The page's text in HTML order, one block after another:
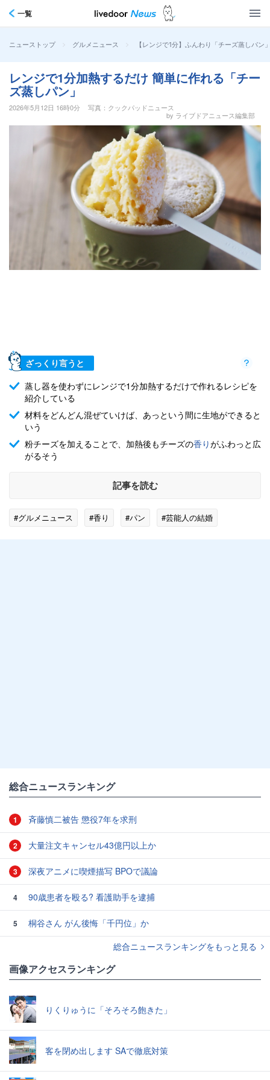
一覧
ニューストップ > グルメニュース > 【レンジで1分】ふんわり「チーズ蒸しパン
レンジで1分加熱するだけ 簡単に作れる「チー
ズ蒸しパン」
2026年5月12日 16時0分
写真：クックパッドニュース
by ライブドアニュース編集部
ざっくり言うと
蒸し器を使わずにレンジで1分加熱するだけで作れるレシピを
紹介している
材料をどんどん混ぜていけば、あっという間に生地ができると
いう
粉チーズを加えることで、加熱後もチーズの香りがふわっと広
がるそう
記事を読む
#グルメニュース #香り #パン #芸能人の結婚
総合ニュースランキング
1 斉藤慎二被告 懲役7年を求刑
2 大量注文キャンセル43億円以上か
3 深夜アニメに喫煙描写 BPOで議論
4 90歳患者を殴る? 看護助手を逮捕
5
桐谷さん がん後悔「千円位」か
総合ニュースランキングをもっと見る
画像アクセスランキング
りくりゅうに「そろそろ飽きた」
客を閉め出します SAで徹底対策